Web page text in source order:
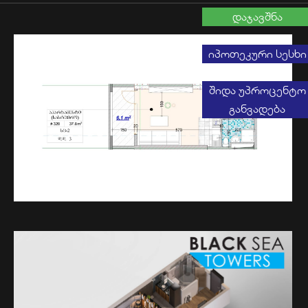
დაჯავშნა
იპოთეკური სესხი
შიდა უპროცენტო
განვადება